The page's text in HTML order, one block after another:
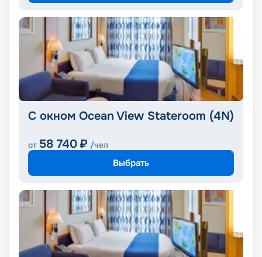
С окном Ocean View Stateroom (4N)
от 58 740 ₽ /чел
Выбрать